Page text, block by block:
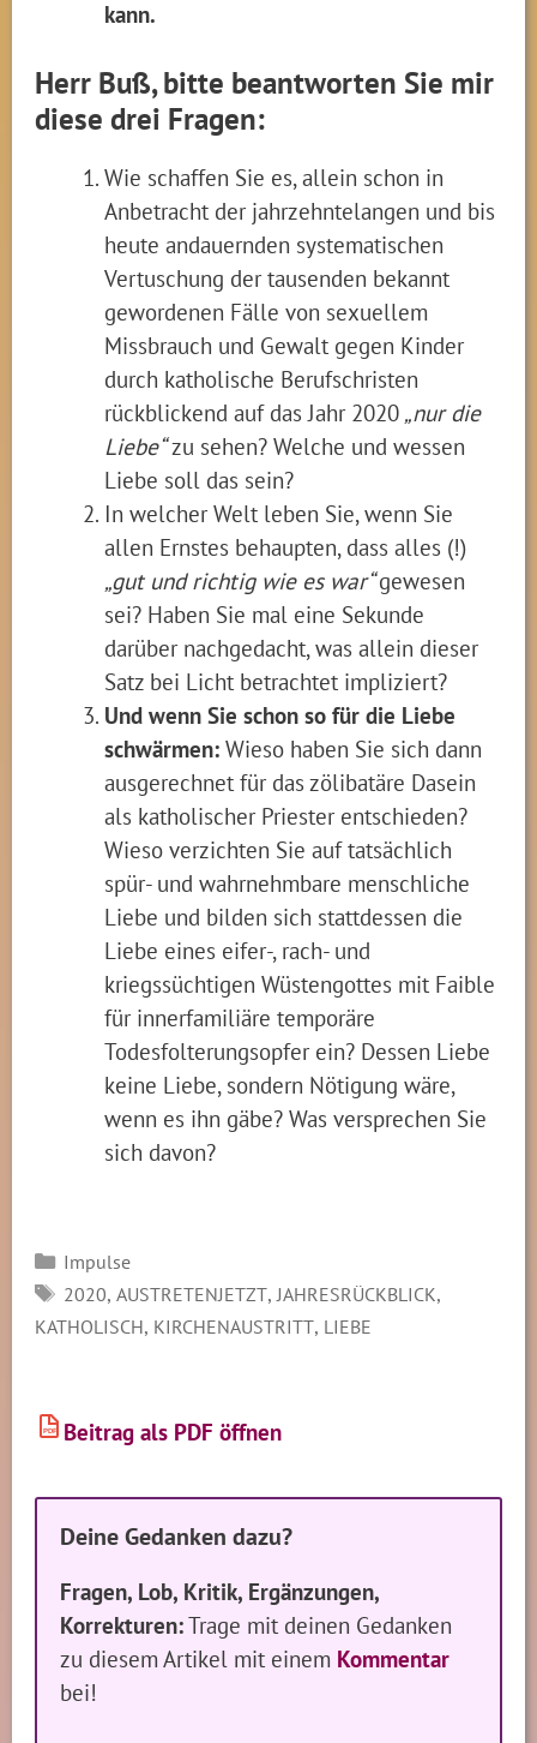
kann.
Herr Buß, bitte beantworten Sie mir
diese drei Fragen:
Wie schaffen Sie es, allein schon in
Anbetracht der jahrzehntelangen und bis
heute andauernden systematischen
Vertuschung der tausenden bekannt
gewordenen Fälle von sexuellem
Missbrauch und Gewalt gegen Kinder
durch katholische Berufschristen
rückblickend auf das Jahr 2020„nur die
Liebe“zu sehen? Welche und wessen
Liebe soll das sein?
In welcher Welt leben Sie, wenn Sie
allen Ernstes behaupten, dass alles (!)
„gut und richtig wie es war“gewesen
sei? Haben Sie mal eine Sekunde
darüber nachgedacht, was allein dieser
Satz bei Licht betrachtet impliziert?
Und wenn Sie schon so für die Liebe
schwärmen:Wieso haben Sie sich dann
ausgerechnet für das zölibatäre Dasein
als katholischer Priester entschieden?
Wieso verzichten Sie auf tatsächlich
spür- und wahrnehmbare menschliche
Liebe und bilden sich stattdessen die
Liebe eines eifer-, rach- und
kriegssüchtigen Wüstengottes mit Faible
für innerfamiliäre temporäre
Todesfolterungsopfer ein? Dessen Liebe
keine Liebe, sondern Nötigung wäre,
wenn es ihn gäbe? Was versprechen Sie
sich davon?
Kategorien
Impulse
SCHLAGWÖRTER
2020, AUSTRETENJETZT,JAHRESRÜCKBLICK,
KATHOLISCH, KIRCHENAUSTRITT, LIEBE
PDF Beitrag als PDF öffnen
Deine Gedanken dazu?
Fragen, Lob, Kritik, Ergänzungen,
Korrekturen:Trage mit deinen Gedanken
zu diesem Artikel mit einem Kommentar
bei!